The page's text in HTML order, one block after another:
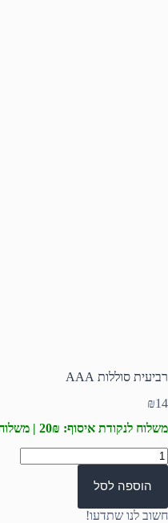
רביעית סוללות AAA
₪14
משלוח לנקודת איסוף: 20₪ | משלוח עד הבית: 50₪
כמות
של
רביעית
סוללות
AAA
הוספה לסל
חשוב לנו שתדעו!